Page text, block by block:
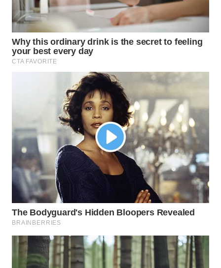
WN
NIAS
WN
LANGKAT
WN
TANJUNG
LESUNG
WN
KARO
WN
SIMALUNGUN
WN
LABUHANBATU